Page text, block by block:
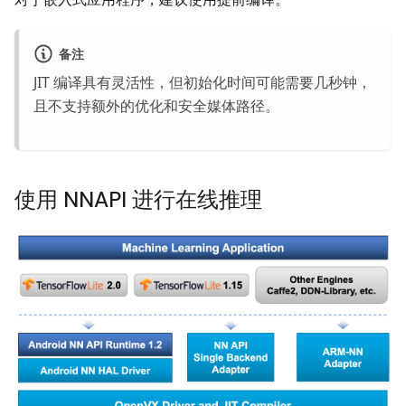
备注
JIT 编译具有灵活性，但初始化时间可能需要几秒钟，
且不支持额外的优化和安全媒体路径。
使用 NNAPI 进行在线推理